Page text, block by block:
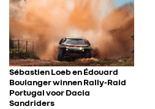
Sébastien Loeb en Édouard
Boulanger winnen Rally-Raid
Portugal voor Dacia
Sandriders